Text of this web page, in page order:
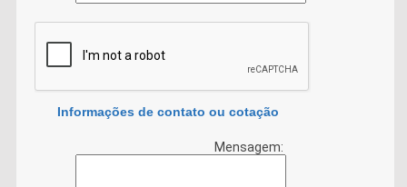
Informações de contato ou cotação
Mensagem: